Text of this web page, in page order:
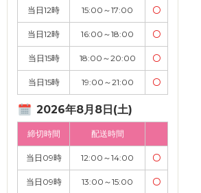
当日12時 15:00～17:00 〇
当日12時 16:00～18:00 〇
当日15時 18:00～20:00 〇
当日15時 19:00～21:00 〇
2026年8月8日(土)
締切時間 配送時間
当日09時 12:00～14:00 〇
当日09時 13:00～15:00 〇